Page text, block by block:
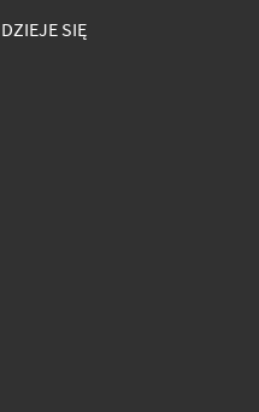
DZIEJE SIĘ